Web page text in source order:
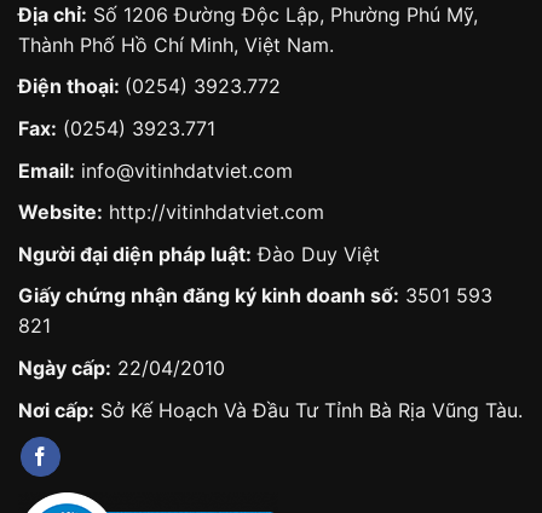
Địa chỉ: Số 1206 Đường Độc Lập, Phường Phú Mỹ,
Thành Phố Hồ Chí Minh, Việt Nam.
Điện thoại: (0254) 3923.772
Fax: (0254) 3923.771
Email: info@vitinhdatviet.com
Website: http://vitinhdatviet.com
Người đại diện pháp luật: Đào Duy Việt
Giấy chứng nhận đăng ký kinh doanh số: 3501 593
821
Ngày cấp: 22/04/2010
Nơi cấp: Sở Kế Hoạch Và Đầu Tư Tỉnh Bà Rịa Vũng Tàu.